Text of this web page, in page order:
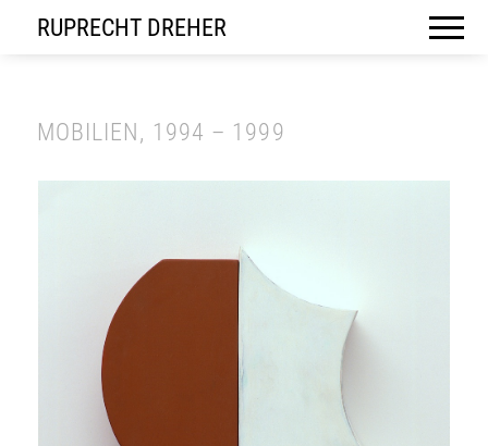
RUPRECHT DREHER
MOBILIEN, 1994 – 1999